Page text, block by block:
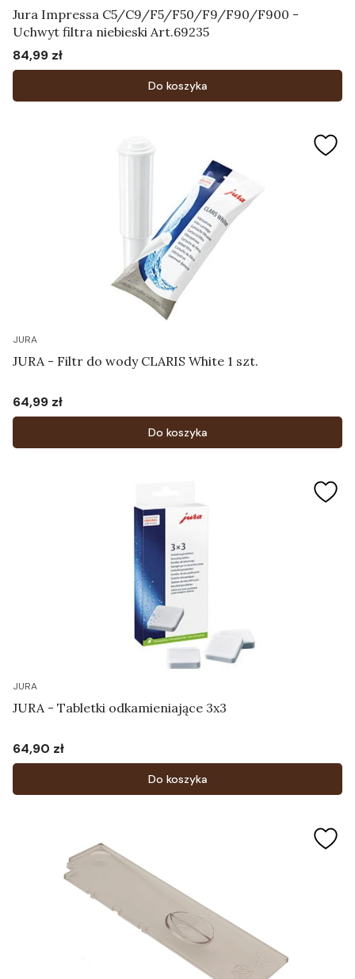
Jura Impressa C5/C9/F5/F50/F9/F90/F900 -
Uchwyt filtra niebieski Art.69235
Cena
84,99 zł
Do koszyka
JURA
JURA - Filtr do wody CLARIS White 1 szt.
Cena
64,99 zł
Do koszyka
JURA
JURA - Tabletki odkamieniające 3x3
Cena
64,90 zł
Do koszyka